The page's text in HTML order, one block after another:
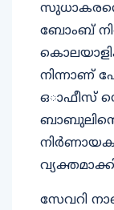
ബോംബ്
നിന്നാണ്
ഒാഫീസ്
സേവറി